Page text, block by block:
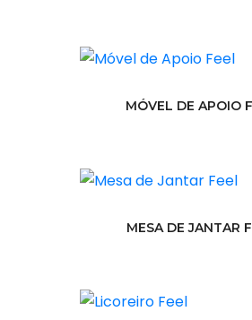
MÓVEL DE APOIO
MESA DE JANTAR